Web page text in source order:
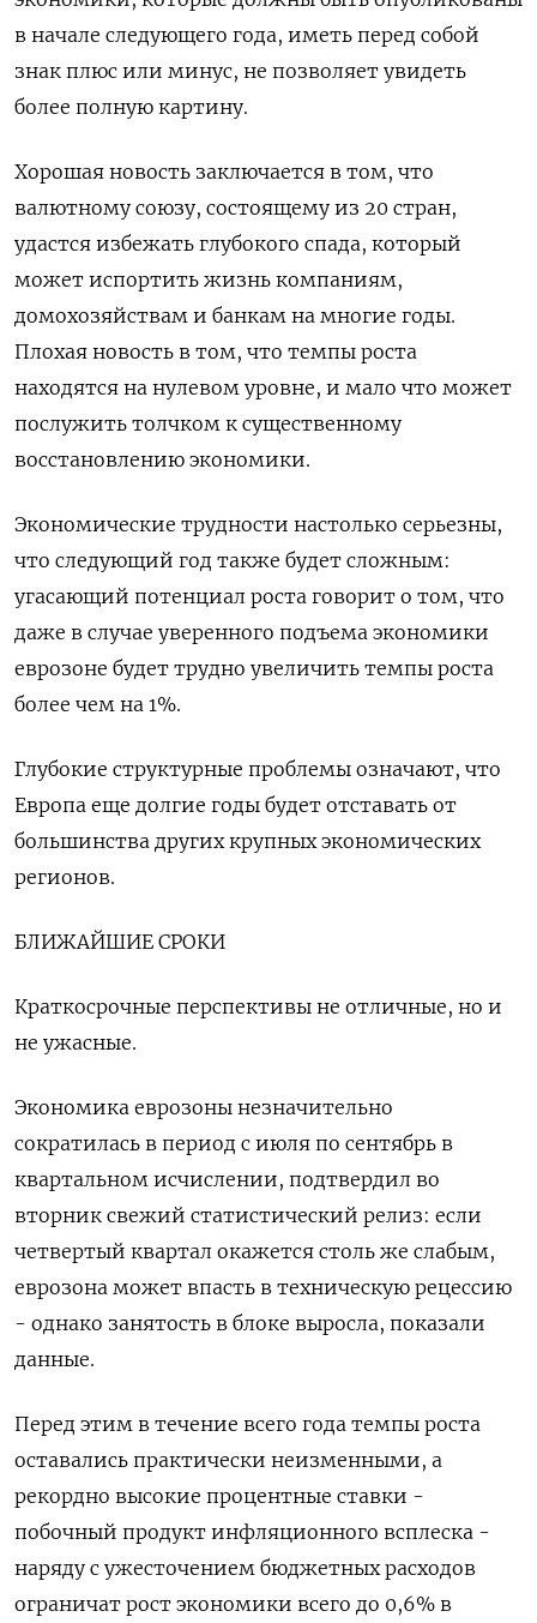
в начале следующего года, иметь перед собой
знак плюс или минус, не позволяет увидеть
более полную картину.
Хорошая новость заключается в том, что
валютному союзу, состоящему из 20 стран,
удастся избежать глубокого спада, который
может испортить жизнь компаниям,
домохозяйствам и банкам на многие годы.
Плохая новость в том, что темпы роста
находятся на нулевом уровне, и мало что может
послужить толчком к существенному
восстановлению экономики.
Экономические трудности настолько серьезны,
что следующий год также будет сложным:
угасающий потенциал роста говорит о том, что
даже в случае уверенного подъема экономики
еврозоне будет трудно увеличить темпы роста
более чем на 1%.
Глубокие структурные проблемы означают, что
Европа еще долгие годы будет отставать от
большинства других крупных экономических
регионов.
БЛИЖАЙШИЕ СРОКИ
Краткосрочные перспективы не отличные, но и
не ужасные.
Экономика еврозоны незначительно
сократилась в период с июля по сентябрь в
квартальном исчислении, подтвердил во
вторник свежий статистический релиз: если
четвертый квартал окажется столь же слабым,
еврозона может впасть в техническую рецессию
- однако занятость в блоке выросла, показали
данные.
Перед этим в течение всего года темпы роста
оставались практически неизменными, а
рекордно высокие процентные ставки -
побочный продукт инфляционного всплеска -
наряду с ужесточением бюджетных расходов
ограничат рост экономики всего до 0,6% в